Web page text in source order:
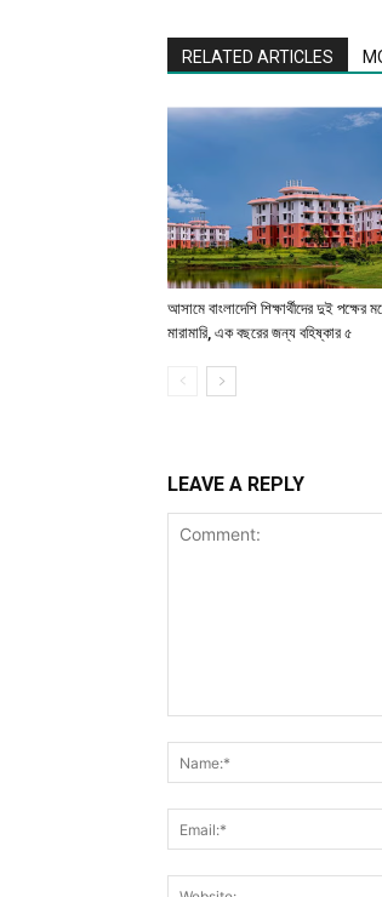
RELATED ARTICLES
আসামে বাংলাদেশি শিক্ষার্থীদের দুই পক্ষের
মারামারি, এক বছরের জন্য বহিষ্কার ৫
LEAVE A REPLY